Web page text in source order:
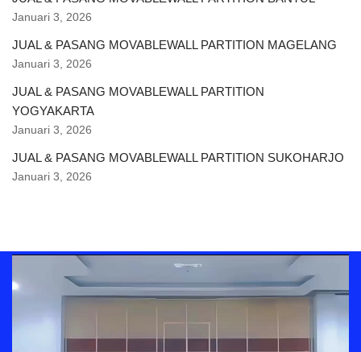
Januari 3, 2026
JUAL & PASANG MOVABLEWALL PARTITION MAGELANG
Januari 3, 2026
JUAL & PASANG MOVABLEWALL PARTITION
YOGYAKARTA
Januari 3, 2026
JUAL & PASANG MOVABLEWALL PARTITION SUKOHARJO
Januari 3, 2026